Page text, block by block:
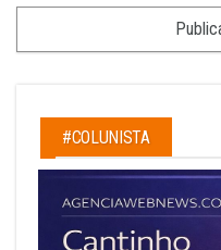
#COLUNISTA